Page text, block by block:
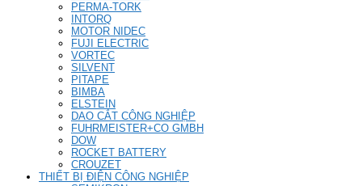
PERMA-TORK
INTORQ
MOTOR NIDEC
FUJI ELECTRIC
VORTEC
SILVENT
PITAPE
BIMBA
ELSTEIN
DAO CẮT CÔNG NGHIỆP
FUHRMEISTER+CO GMBH
DOW
ROCKET BATTERY
CROUZET
THIẾT BỊ ĐIỆN CÔNG NGHIỆP